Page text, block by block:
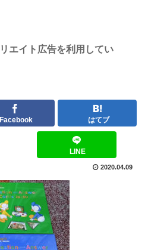
エイト広告を利用してい
Facebook はてブ
LINE
2020.04.09